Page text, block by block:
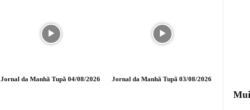
Jornal da Manhã Tupã 04/08/2026 Jornal da Manhã Tupã 03/08/2026